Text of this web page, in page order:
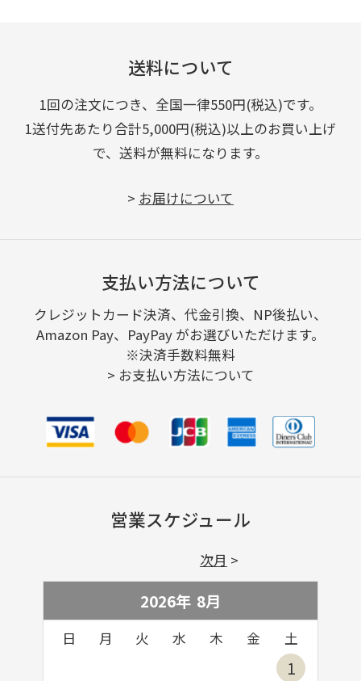
送料について
1回の注文につき、全国一律550円(税込)です。
1送付先あたり合計5,000円(税込)以上のお買い上げ
で、送料が無料になります。
> お届けについて
支払い方法について
クレジットカード決済、代金引換、NP後払い、
Amazon Pay、PayPay がお選びいただけます。
※決済手数料無料
> お支払い方法について
営業スケジュール
2026年 8月
日 月 火 水 木 金 土
1
次月